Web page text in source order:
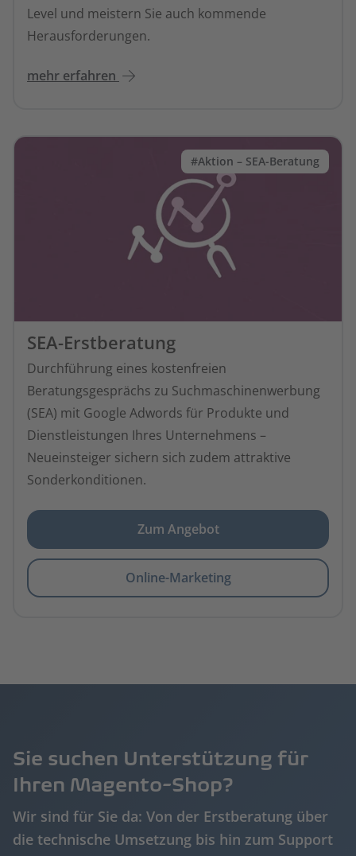
Level und meistern Sie auch kommende
Herausforderungen.
mehr erfahren
#Aktion – SEA-Beratung
SEA-Erstberatung
Durchführung eines kostenfreien
Beratungsgesprächs zu Suchmaschinenwerbung
(SEA) mit Google Adwords für Produkte und
Dienstleistungen Ihres Unternehmens –
Neueinsteiger sichern sich zudem attraktive
Sonderkonditionen.
Zum Angebot
Online-Marketing
Sie suchen Unterstützung für
Ihren Magento-Shop?
Wir sind für Sie da: Von der Erstberatung über
die technische Umsetzung bis hin zum Support